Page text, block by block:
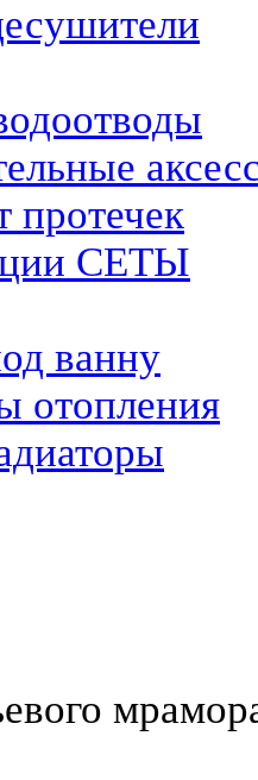
протечек
СЕТЫ
ванну
отопления